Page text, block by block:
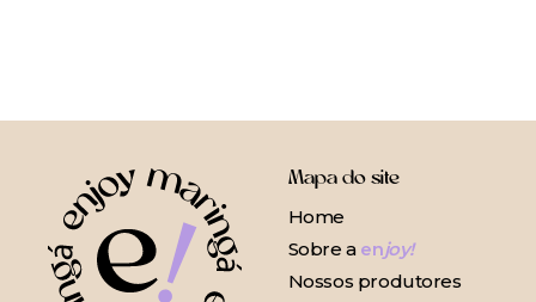
Mapa do site
Home
Sobre a enjoy!
Nossos produtores